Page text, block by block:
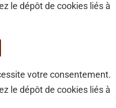
le dépôt de cookies liés à
votre consentement.
le dépôt de cookies liés à